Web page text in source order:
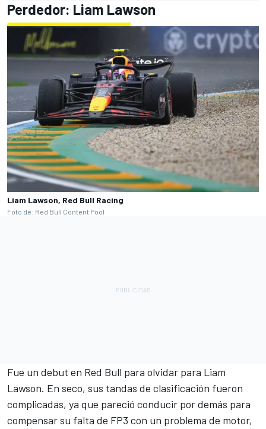
Perdedor: Liam Lawson
Liam Lawson, Red Bull Racing
Foto de: Red Bull Content Pool
Fue un debut en Red Bull para olvidar para Liam
Lawson. En seco, sus tandas de clasificación fueron
complicadas, ya que pareció conducir por demás para
compensar su falta de FP3 con un problema de motor,